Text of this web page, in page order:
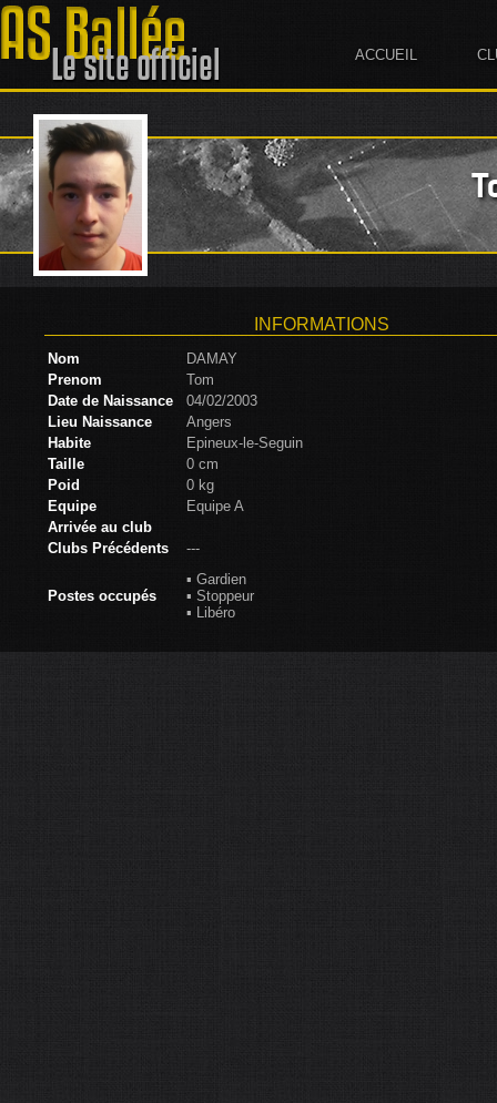
ACCUEIL
INFORMATIONS
Nom
DAMAY
Prenom
Tom
Date de Naissance
04/02/2003
Lieu Naissance
Angers
Habite
Epineux-le-Seguin
Taille
0 cm
Poid
0 kg
Equipe
Equipe A
Arrivée au club
Clubs Précédents
---
Postes occupés
▪ Gardien
▪ Stoppeur
▪ Libéro